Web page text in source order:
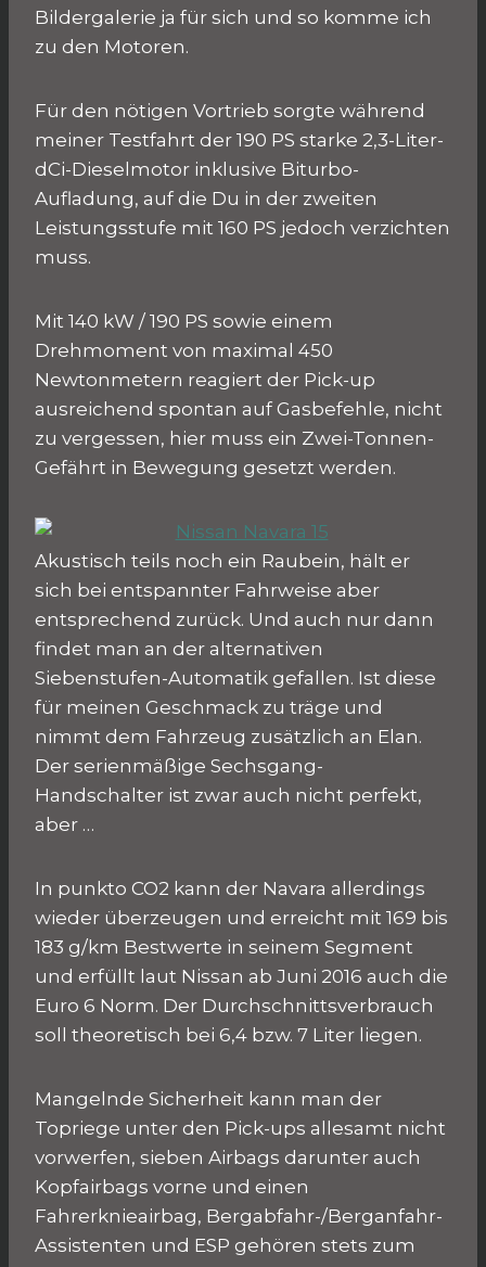
Bildergalerie ja für sich und so komme ich
zu den Motoren.
Für den nötigen Vortrieb sorgte während
meiner Testfahrt der 190 PS starke 2,3-Liter-
dCi-Dieselmotor inklusive Biturbo-
Aufladung, auf die Du in der zweiten
Leistungsstufe mit 160 PS jedoch verzichten
muss.
Mit 140 kW / 190 PS sowie einem
Drehmoment von maximal 450
Newtonmetern reagiert der Pick-up
ausreichend spontan auf Gasbefehle, nicht
zu vergessen, hier muss ein Zwei-Tonnen-
Gefährt in Bewegung gesetzt werden.
Akustisch teils noch ein Raubein, hält er
sich bei entspannter Fahrweise aber
entsprechend zurück. Und auch nur dann
findet man an der alternativen
Siebenstufen-Automatik gefallen. Ist diese
für meinen Geschmack zu träge und
nimmt dem Fahrzeug zusätzlich an Elan.
Der serienmäßige Sechsgang-
Handschalter ist zwar auch nicht perfekt,
aber …
In punkto CO2 kann der Navara allerdings
wieder überzeugen und erreicht mit 169 bis
183 g/km Bestwerte in seinem Segment
und erfüllt laut Nissan ab Juni 2016 auch die
Euro 6 Norm. Der Durchschnittsverbrauch
soll theoretisch bei 6,4 bzw. 7 Liter liegen.
Mangelnde Sicherheit kann man der
Topriege unter den Pick-ups allesamt nicht
vorwerfen, sieben Airbags darunter auch
Kopfairbags vorne und einen
Fahrerknieairbag, Bergabfahr-/Berganfahr-
Assistenten und ESP gehören stets zum